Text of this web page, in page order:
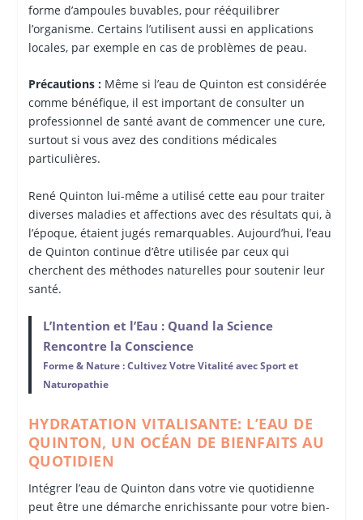
forme d’ampoules buvables, pour rééquilibrer
l’organisme. Certains l’utilisent aussi en applications
locales, par exemple en cas de problèmes de peau.
Précautions :Même si l’eau de Quinton est considérée
comme bénéfique, il est important de consulter un
professionnel de santé avant de commencer une cure,
surtout si vous avez des conditions médicales
particulières.
René Quinton lui-même a utilisé cette eau pour traiter
diverses maladies et affections avec des résultats qui, à
l’époque, étaient jugés remarquables. Aujourd’hui, l’eau
de Quinton continue d’être utilisée par ceux qui
cherchent des méthodes naturelles pour soutenir leur
santé.
L’Intention et l’Eau : Quand la Science
Rencontre la Conscience
Forme & Nature : Cultivez Votre Vitalité avec Sport et
Naturopathie
HYDRATATION VITALISANTE: L’EAU DE
QUINTON, UN OCÉAN DE BIENFAITS AU
QUOTIDIEN
Intégrer l’eau de Quinton dans votre vie quotidienne
peut être une démarche enrichissante pour votre bien-